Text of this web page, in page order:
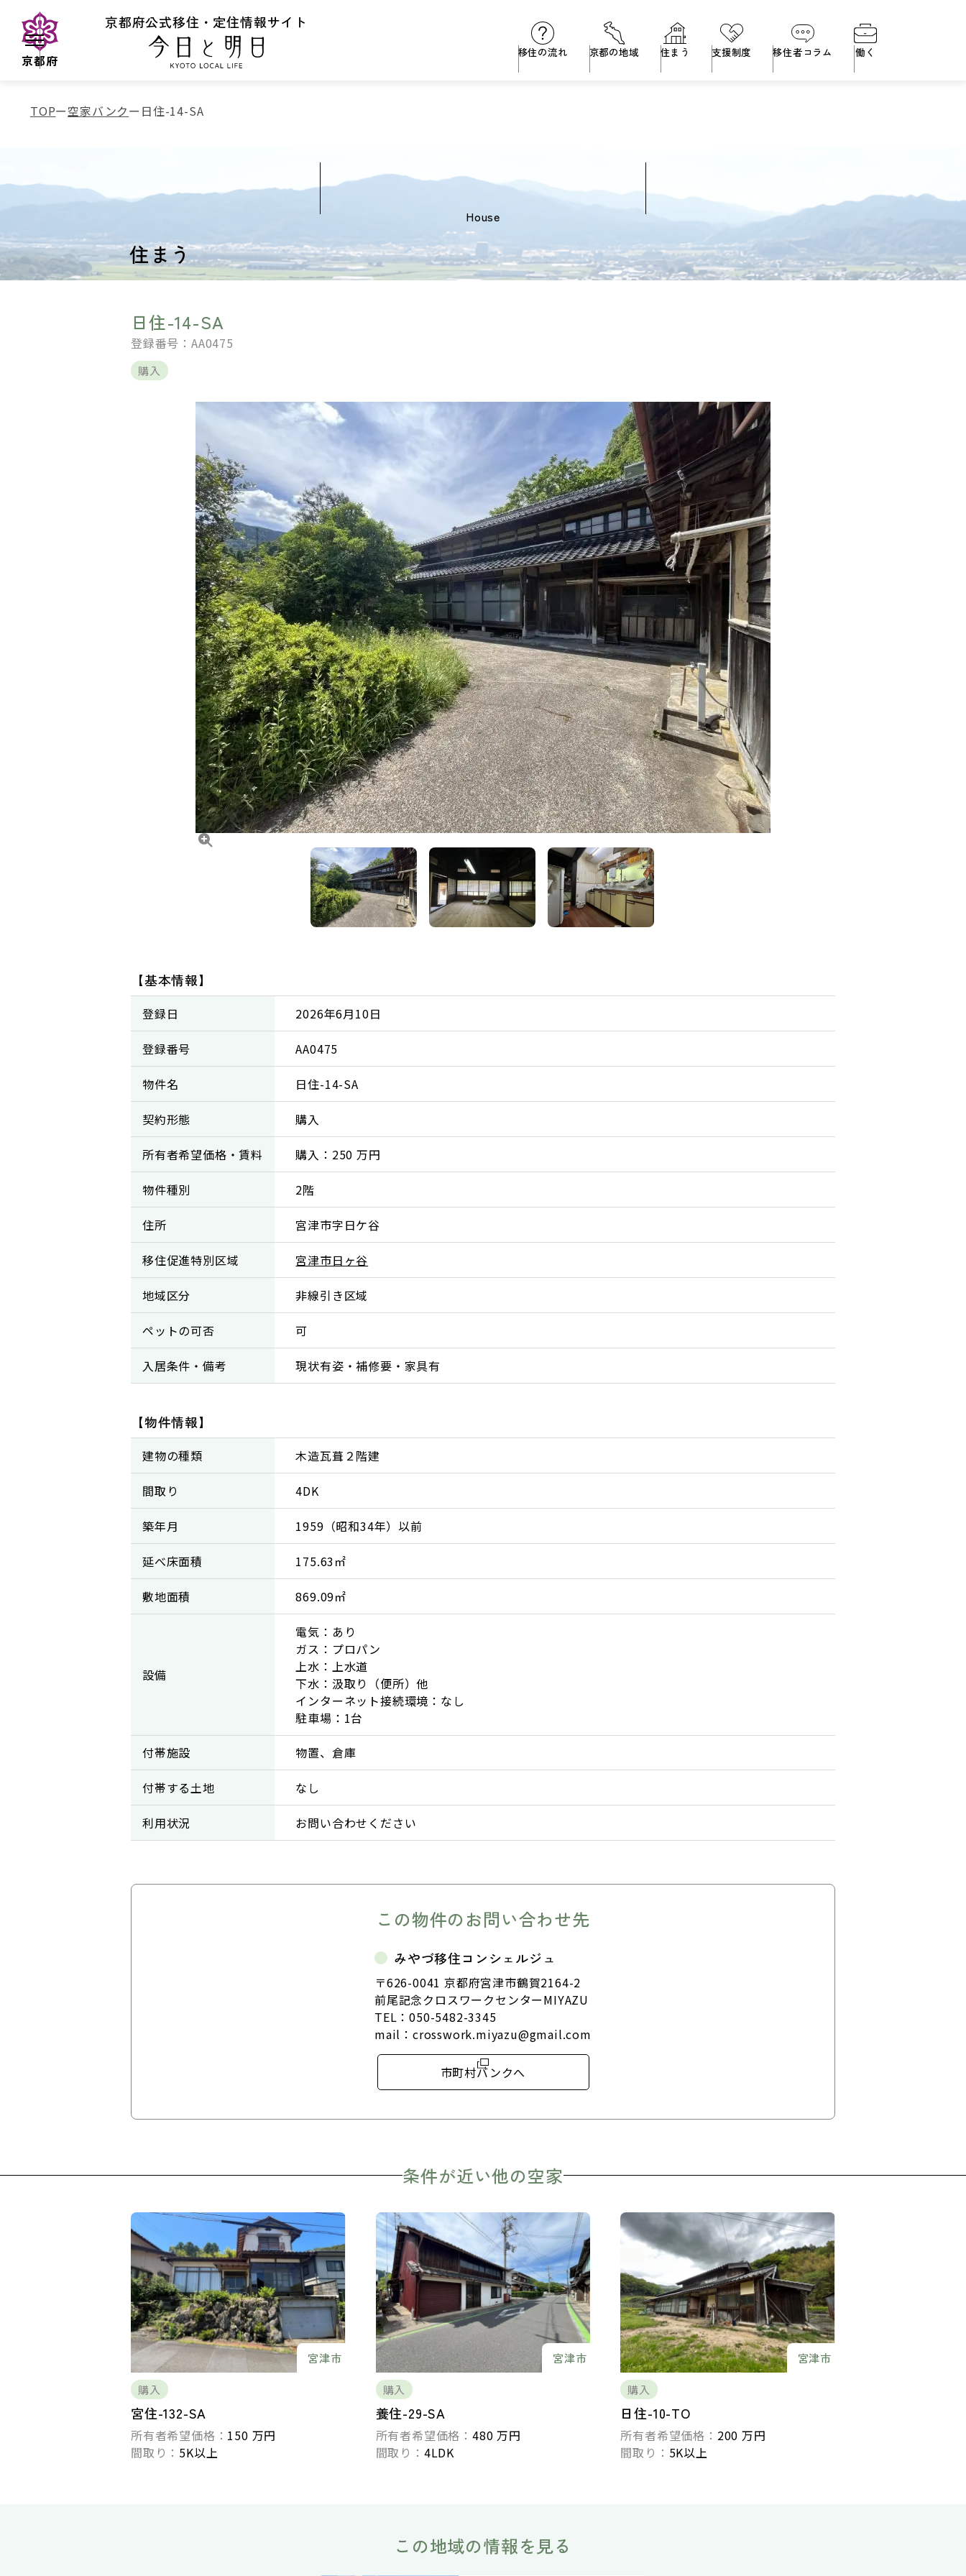
京都府公式移住・定住情報サイト
京都府
移住の流れ 京都の地域 住まう 支援制度 移住者コラム 働く
TOP 空家バンク 日住-14-SA
house
住まう
日住-14-SA
登録番号：AA0475
購入
【基本情報】
登録日 2026年6月10日
登録番号 AA0475
物件名 日住-14-SA
契約形態 購入
所有者希望価格・賃料 購入：250 万円
物件種別 2階
住所 宮津市字日ケ谷
移住促進特別区域 宮津市日ヶ谷
地域区分 非線引き区域
ペットの可否 可
入居条件・備考 現状有姿・補修要・家具有
【物件情報】
建物の種類 木造瓦葺２階建
間取り 4DK
築年月 1959（昭和34年）以前
延べ床面積 175.63㎡
敷地面積 869.09㎡
設備
電気：あり
ガス：プロパン
上水：上水道
下水：汲取り（便所）他
インターネット接続環境：なし
駐車場：1台
付帯施設
物置、倉庫
付帯する土地 なし
利用状況 お問い合わせください
この物件のお問い合わせ先
みやづ移住コンシェルジュ
〒626-0041 京都府宮津市鶴賀2164-2
前尾記念クロスワークセンターMIYAZU
TEL：050-5482-3345
mail：crosswork.miyazu@gmail.com
市町村バンクへ
条件が近い他の空家
宮津市
購入
宮住-132-SA
所有者希望価格： 150 万円
間取り： 5K以上
宮津市
購入
養住-29-SA
所有者希望価格：480 万円
間取り： 4LDK
宮津市
購入
日住-10-TO
所有者希望価格： 200 万円
間取り： 5K以上
この地域の情報を見る